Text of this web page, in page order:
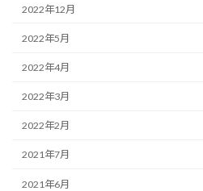
2022年12月
2022年5月
2022年4月
2022年3月
2022年2月
2021年7月
2021年6月